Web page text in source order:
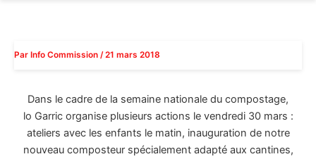
Par Info Commission /21 mars 2018
Dans le cadre de la semaine nationale du compostage,
lo Garric organise plusieurs actions le vendredi 30 mars :
ateliers avec les enfants le matin, inauguration de notre
nouveau composteur spécialement adapté aux cantines,